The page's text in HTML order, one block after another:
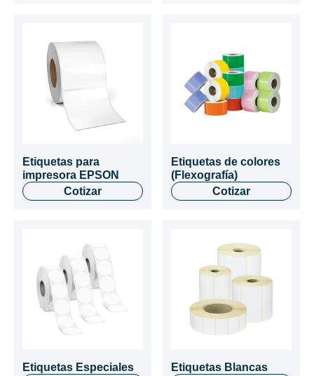
Etiquetas para
impresora EPSON
Cotizar
Etiquetas de colores
(Flexografía)
Cotizar
Etiquetas Especiales
Etiquetas Blancas